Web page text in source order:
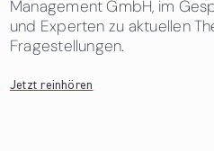
Management GmbH, im
und Experten zu aktuellen
Fragestellungen.
Jetzt reinhören